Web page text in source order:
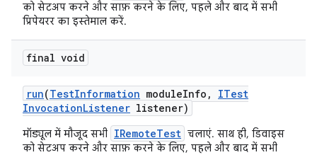
को सेटअप करने और साफ़ करने के लिए, पहले और बाद में सभी
प्रिपेयरर का इस्तेमाल करें.
final void
run(TestInformation moduleInfo ,
ITest
InvocationListener listener)
मॉड्यूल में मौजूद सभी IRemoteTest चलाएं. साथ ही, डिवाइस
को सेटअप करने और साफ़ करने के लिए, पहले और बाद में सभी